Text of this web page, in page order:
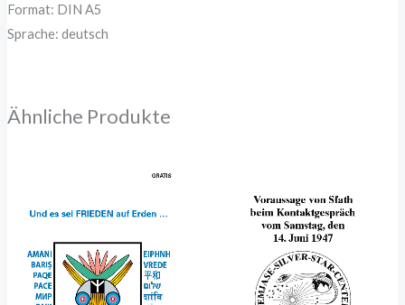
Format: DIN A5
Sprache: deutsch
Ähnliche Produkte